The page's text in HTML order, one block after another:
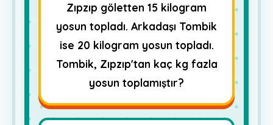
Zıpzıp göletten 15 kilogram
yosun topladı. Arkadaşı Tombik
ise 20 kilogram yosun topladı.
Tombik, Zıpzıp'tan kaç kg fazla
yosun toplamıştır?